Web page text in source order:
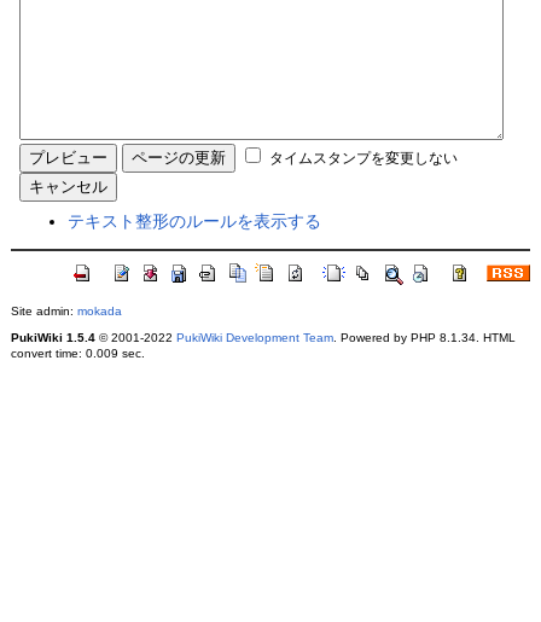
タイムスタンプを変更しない
テキスト整形のルールを表示する
Site admin: mokada
PukiWiki 1.5.4© 2001-2022 PukiWiki Development Team. Powered by PHP 8.1.34. HTML
convert time: 0.009 sec.